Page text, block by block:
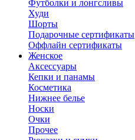
Футболки и лонгсливы
Худи
Шорты
Подарочные сертификаты
Оффлайн сертификаты
Женское
Аксессуары
Кепки и панамы
Косметика
Нижнее белье
Носки
Очки
Прочее